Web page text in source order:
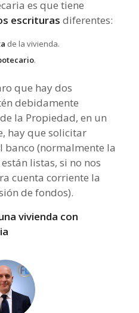
es que tiene
escrituras diferentes:
de la vivienda.
.
que hay dos
debidamente
la Propiedad, en un
hay que solicitar
banco (normalmente la
listas, si no nos
cuenta corriente la
de fondos).
vivienda con